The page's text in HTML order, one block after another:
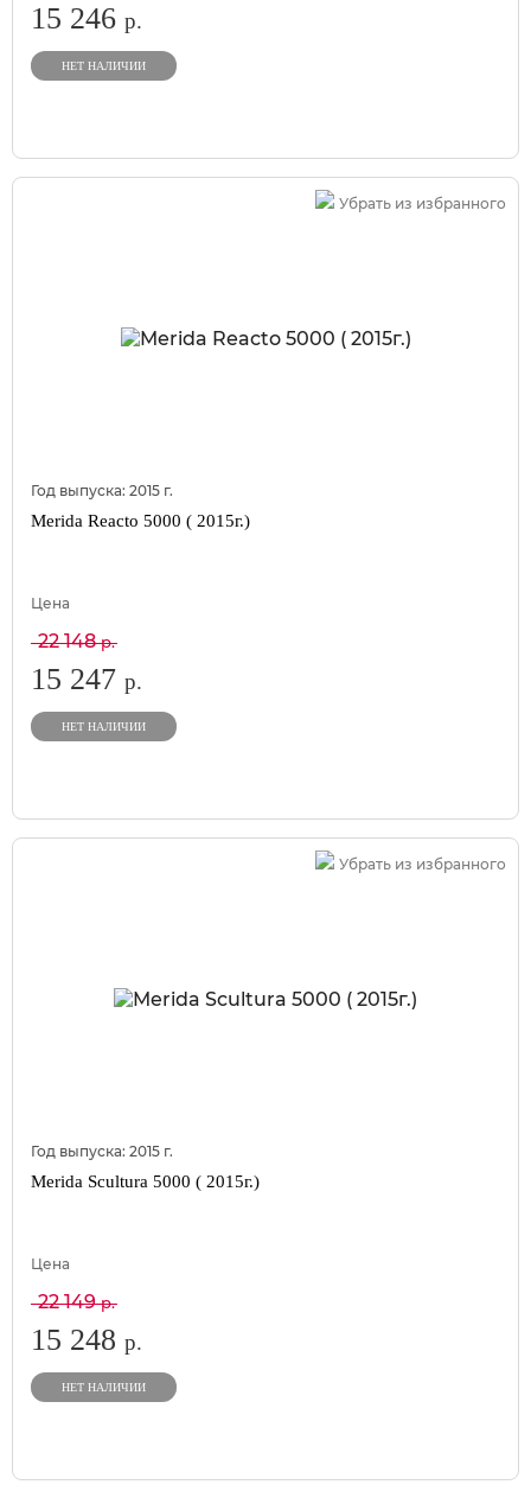
15 246 р.
НЕТ НАЛИЧИИ
Убрать из избранного
Год выпуска: 2015 г.
Merida Reacto 5000 ( 2015г.)
Цена
22 148р.
15 247 р.
НЕТ НАЛИЧИИ
Убрать из избранного
Год выпуска: 2015 г.
Merida Scultura 5000 ( 2015г.)
Цена
22 149р.
15 248 р.
НЕТ НАЛИЧИИ